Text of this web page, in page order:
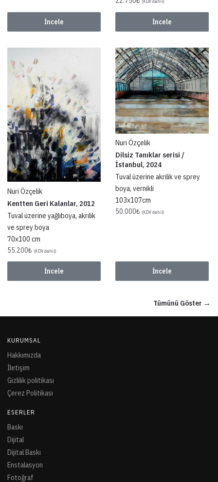
İncele
(KDV dahil)
İncele
Nuri Özçelik
Kentten Geri Kalanlar, 2012
Tuval üzerine yağlıboya, akrilik
ve sprey boya
70x100 cm
55.200₺ (KDV dahil)
İncele
Nuri Özçelik
Dilsiz Tanıklar serisi /
İstanbul, 2024
Tuval üzerine akrilik ve sprey
boya, vernikli
103x107cm
50.000₺ (KDV dahil)
İncele
Tümünü Göster →
KURUMSAL
Hakkımızda
İletişim
Gizlilik politikası
Çerez Politikası
ESERLER
Baskı
Dijital
Dijital Baskı
Enstalasyon
Fotoğraf